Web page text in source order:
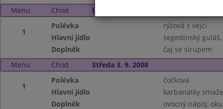
Menu
Chod Úterý 2. 9. 2008
1
Polévka
rýžová s vejci
Hlavní jídlo
segedínský
Doplněk
čaj se sirupem
Menu
Chod Středa 3. 9. 2008
1
Polévka
čočková
Hlavní jídlo
karbanátky
Doplněk
ovocný nápoj,